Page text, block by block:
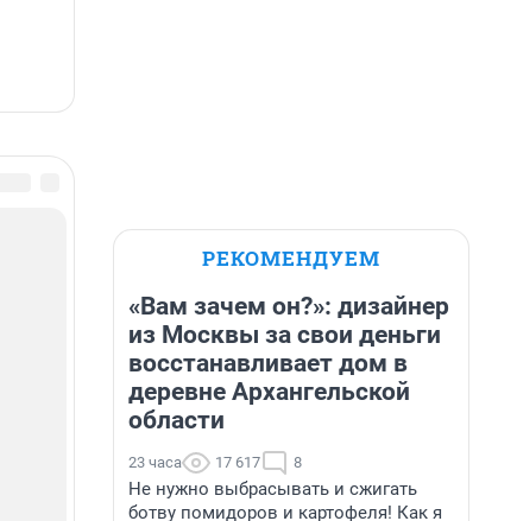
РЕКОМЕНДУЕМ
«Вам зачем он?»: дизайнер
из Москвы за свои деньги
восстанавливает дом в
деревне Архангельской
области
23 часа 17 617 8
Не нужно выбрасывать и сжигать
ботву помидоров и картофеля! Как я